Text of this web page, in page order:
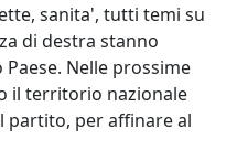
sanita', tutti temi su
di destra stanno
Nelle prossime
il territorio nazionale
partito, per affinare al